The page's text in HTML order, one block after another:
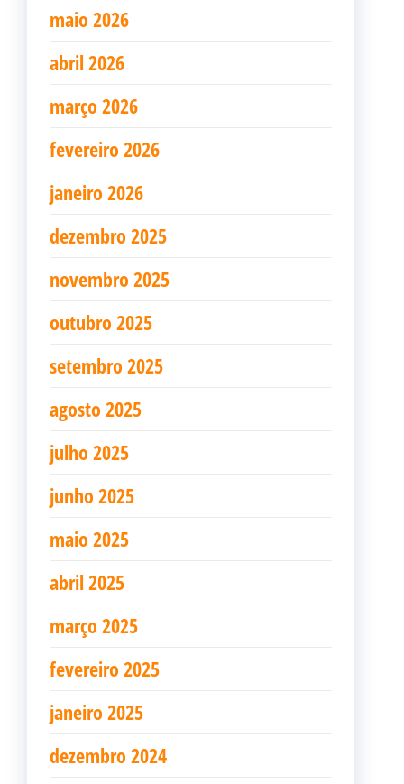
maio 2026
abril 2026
março 2026
fevereiro 2026
janeiro 2026
dezembro 2025
novembro 2025
outubro 2025
setembro 2025
agosto 2025
julho 2025
junho 2025
maio 2025
abril 2025
março 2025
fevereiro 2025
janeiro 2025
dezembro 2024